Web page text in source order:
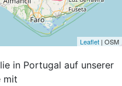
Leaflet | OSM
in Portugal auf unserer
mit